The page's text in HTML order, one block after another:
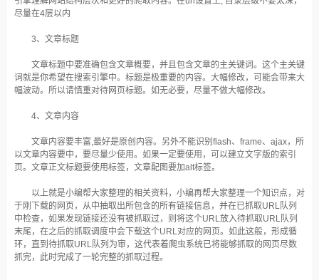
尽量在4层以内
3、文章标题
文章标题中要准确包含文章概要，并且包含文章的主关键词。这个主关键
词就是你希望在搜索引擎中。标题是极重要的内容。大幅修改，可能会带来大
幅波动。所以请慎重对待网页标题。如无必要，尽量不做大幅修改。
4、文章内容
文章内容要丰富,最好是原创内容。另外不能识别flash、frame、ajax，所
以文章内容要中，要尽量少使用。如果一定要使用，可以建立文字版的索引
页。文章正文标题要使用标签，文章配图要加alt标签。
以上就是小编帮大家整理的相关资料，小编再帮大家整理一个知识点，对
于刚下载的网页，从中抽取出所包含的所有链接信息，并在已抓取URL队列
中检查，如果发现链接还没有被抓取过，则将这个URL放入待抓取URL队列
末尾，在之后的抓取调度中会下载这个URL对应的网页。如此这般，形成循
环，直到待抓取URL队列为审，这代表着爬虫系统已将能够抓取的网页尽数
抓完，此时完成了一轮完整的抓取过程。